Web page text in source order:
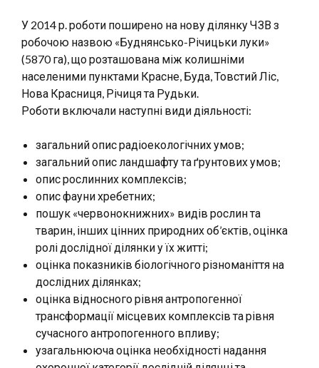
У 2014 р. роботи поширено на нову ділянку ЧЗВ з
робочою назвою «Буднянсько-Річицьки луки»
(5870 га), що розташована між колишніми
населеними пунктами Красне, Буда, Товстий Ліс,
Нова Красниця, Річиця та Рудьки.
Роботи включали наступні види діяльності:
загальний опис радіоекологічних умов;
загальний опис ландшафту та ґрунтових умов;
опис рослинних комплексів;
опис фауни хребетних;
пошук «червонокнижних» видів рослин та
тварин, інших цінних природних об’єктів, оцінка
ролі дослідної ділянки у їх житті;
оцінка показників біологічного різноманіття на
дослідних ділянках;
оцінка відносного рівня антропогенної
трансформації місцевих комплексів та рівня
сучасного антропогенного впливу;
узагальнююча оцінка необхідності надання